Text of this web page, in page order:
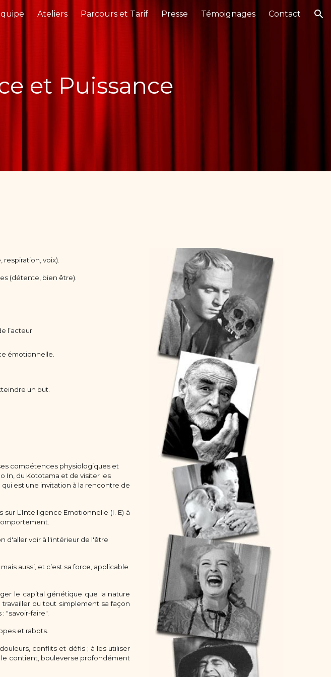
Skip to navigation
Ateliers Parcours et Tarif Presse Témoignages Contact
et Puissance
voix).
(détente, bien être).
l’acteur.
émotionnelle.
un but.
compétences physiologiques et
In, du Kototama et de visiter les
qui est une invitation à la rencontre de
L’Intelligence Emotionnelle (I. E) à
d'aller voir à l'intérieur de l'être
aussi, et c’est sa force, applicable
le capital génétique que la nature
ou tout simplement sa façon
"savoir-faire".
et rabots.
conflits et défis ; à les utiliser
contient, bouleverse profondément